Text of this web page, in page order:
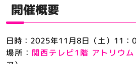
開催概要
日時：2025年11月8日（土）11：
場所： 関西テレビ1階 アトリウム